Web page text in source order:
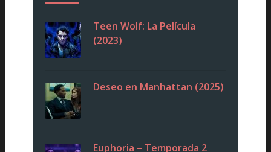
Teen Wolf: La Película
(2023)
Deseo en Manhattan (2025)
Euphoria – Temporada 2